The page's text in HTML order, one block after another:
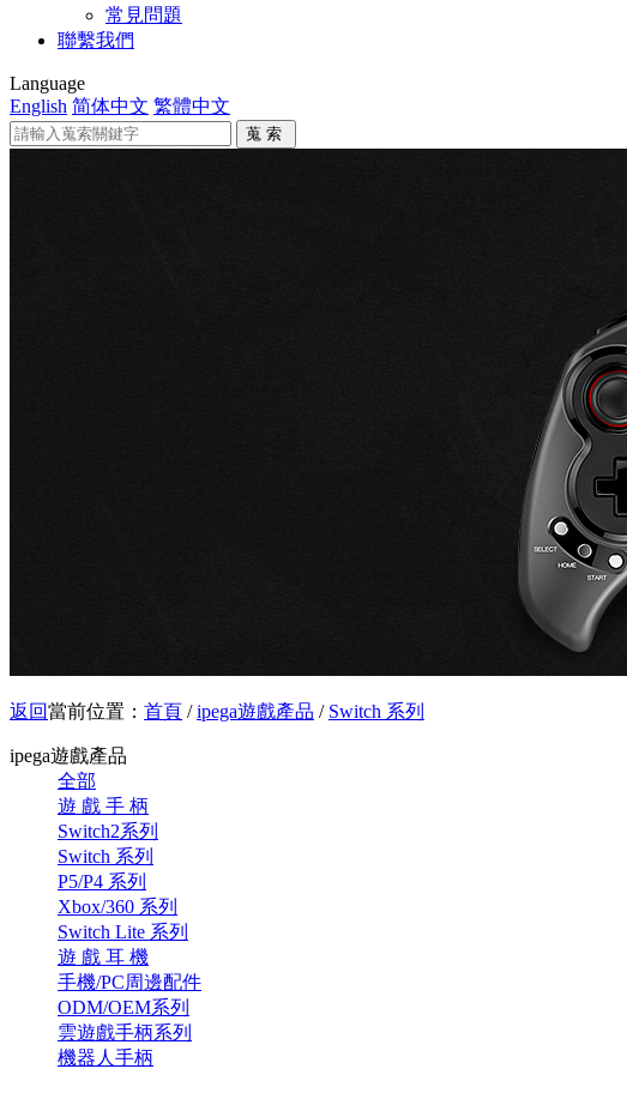
常見問題
聯繫我們
Language
English 简体中文 繁體中文
返回當前位置： 首頁 /ipega遊戲產品 / Switch 系列
ipega遊戲產品
全部
遊 戲 手 柄
Switch2系列
Switch 系列
P5/P4 系列
Xbox/360 系列
Switch Lite 系列
遊 戲 耳 機
手機/PC周邊配件
ODM/OEM系列
雲遊戲手柄系列
機器人手柄